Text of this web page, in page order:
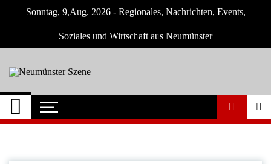
Sonntag, 9,Aug. 2026 - Regionales, Nachrichten, Events,
Soziales und Wirtschaft aus Neumünster
Neumünster Szene
Neuigkeiten und Nachrichten aus
Neumünster und Umgebung